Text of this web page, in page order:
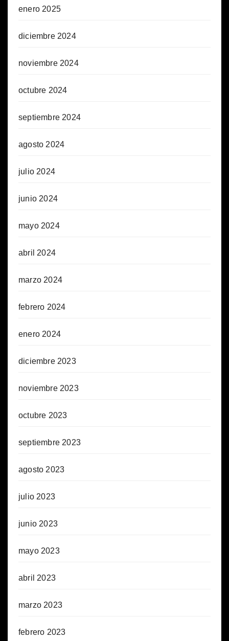
enero 2025
diciembre 2024
noviembre 2024
octubre 2024
septiembre 2024
agosto 2024
julio 2024
junio 2024
mayo 2024
abril 2024
marzo 2024
febrero 2024
enero 2024
diciembre 2023
noviembre 2023
octubre 2023
septiembre 2023
agosto 2023
julio 2023
junio 2023
mayo 2023
abril 2023
marzo 2023
febrero 2023